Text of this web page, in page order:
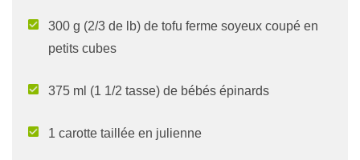
300 g (2/3 de lb) de tofu ferme soyeux coupé en
petits cubes
375 ml (1 1/2 tasse) de bébés épinards
1 carotte taillée en julienne